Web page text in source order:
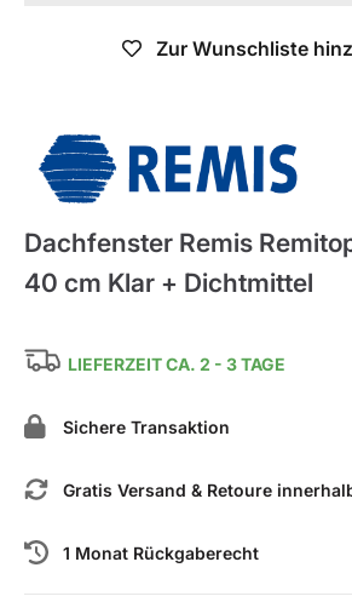
Zur Wunschliste
Dachfenster Remis
40 cm Klar + Dichtmittel
LIEFERZEIT CA. 2 - 3 TAGE
Sichere Transaktion
Gratis Versand & Retoure
1 Monat Rückgaberecht